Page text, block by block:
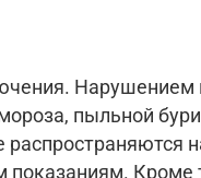
Нарушением
пыльной
распространяются
Кроме